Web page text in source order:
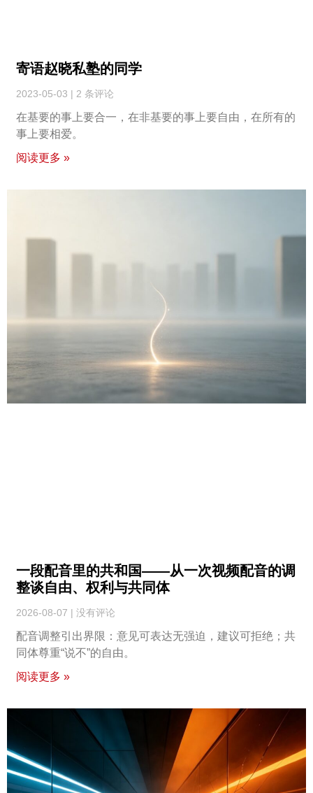
寄语赵晓私塾的同学
2023-05-03 2 条评论
在基要的事上要合一，在非基要的事上要自由，在所有的
事上要相爱。
阅读更多 »
一段配音里的共和国——从一次视频配音的调
整谈自由、权利与共同体
2026-08-07 没有评论
配音调整引出界限：意见可表达无强迫，建议可拒绝；共
同体尊重“说不”的自由。
阅读更多 »